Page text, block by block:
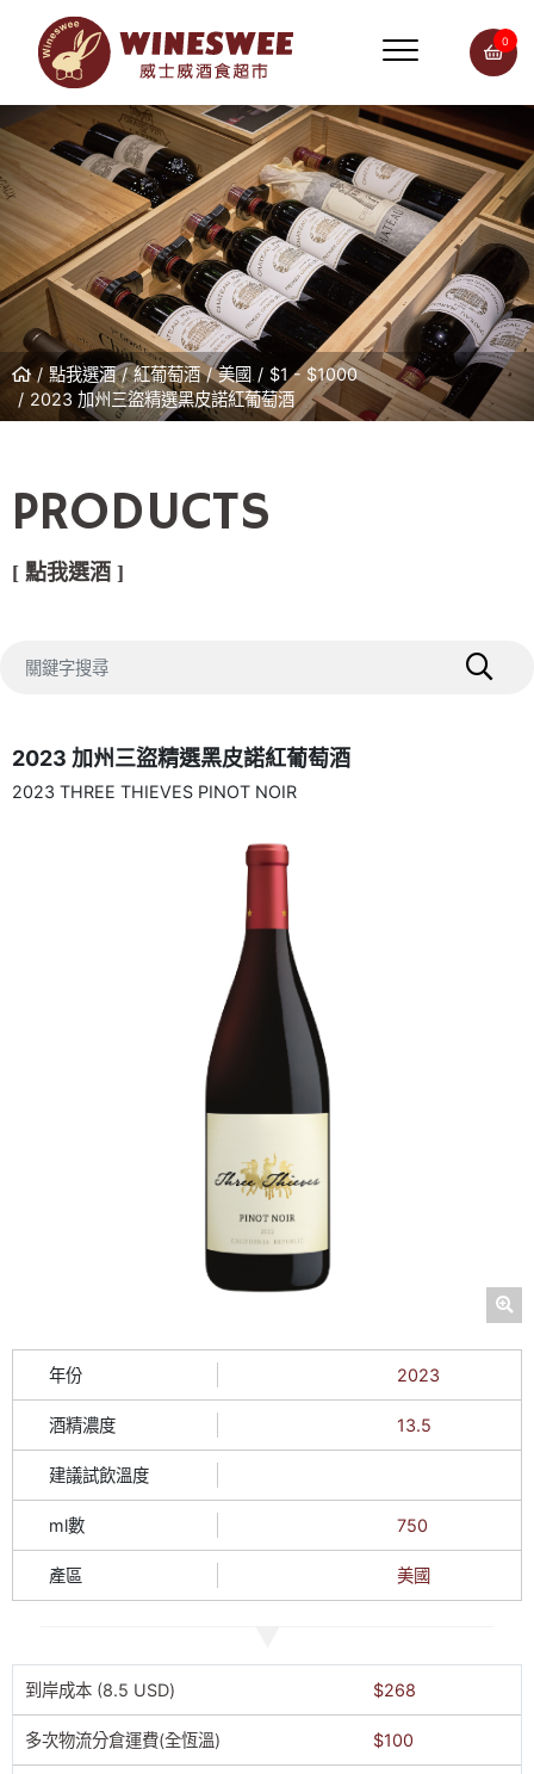
0
點我選酒 紅葡萄酒 美國
$1 - $1000
2023 加州三盜精選黑皮諾紅葡萄酒
PRODUCTS
[ 點我選酒 ]
2023 加州三盜精選黑皮諾紅葡萄酒
2023 THREE THIEVES PINOT NOIR
年份 2023
酒精濃度 13.5
建議試飲溫度
ml數 750
產區 美國
到岸成本 (8.5 USD) $268
多次物流分倉運費(全恆溫) $100